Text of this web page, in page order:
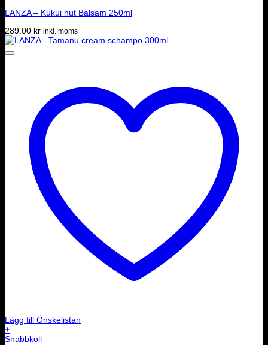
LANZA – Kukui nut Balsam 250ml
289.00 kr inkl. moms
Lägg till Önskelistan
+
Snabbkoll